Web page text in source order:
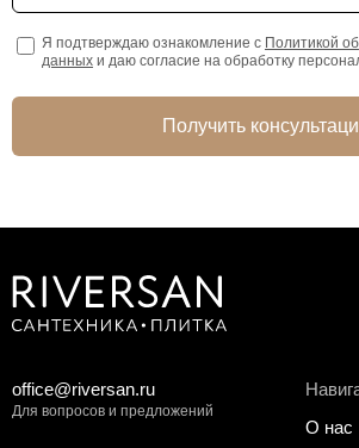
Я подтверждаю ознакомление с Политикой
данных и даю согласие на обработку
Получить
О нас
office@riversan.ru
Для вопросов и предложений